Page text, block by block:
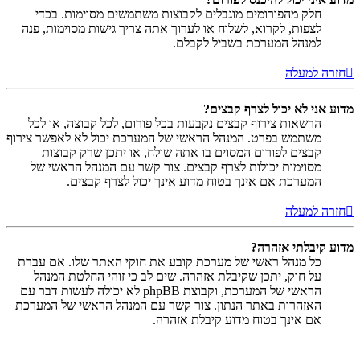
חלק מהפורומים מוגבלים לקבוצות משתמשים מסוימות. בכדי
לצפות, לקרוא, לשלוח או לערוך אתה צריך גישות מסוימות, פנה
למנהל המערכת בשביל לקבלם.
חזרה למעלה
מדוע אני לא יכול לצרף קבצים?
הרשאות צירוף קבצים נקבעות בכל פורום, לכל קבוצה, או לכל
משתמש בפרט. המנהל הראשי של המערכת יכול לא לאפשר צירוף
קבצים לפורום המסוים בו אתה שולח, או יתכן שרק קבוצות
מסוימות יכולות לצרף קבצים. צור קשר עם המנהל הראשי של
המערכת אם אינך בטוח מדוע אינך יכול לצרף קבצים.
חזרה למעלה
מדוע קיבלתי אזהרה?
כל מנהל ראשי של מערכת קובע את חוקי האתר שלו. אם עברת
על חוק, יתכן שקיבלת אזהרה. שים לב כי זוהי החלטת המנהל
הראשי של המערכת, וקבוצת phpBB לא יכולה לעשות דבר עם
האזהרות באתר הנתון. צור קשר עם המנהל הראשי של המערכת
אם אינך בטוח מדוע קיבלת אזהרה.